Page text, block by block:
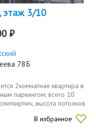
этаж 3/10
₽
78Б
2комнатная квартира в
паркингом, всего 10
высота потолков
колясочная на 1м
В избранное